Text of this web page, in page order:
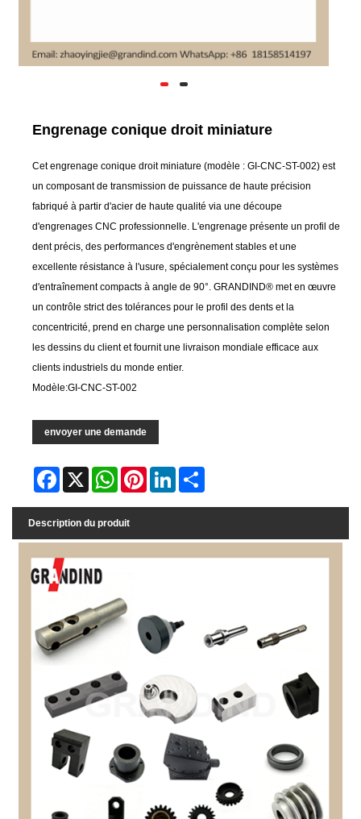
Engrenage conique droit miniature
Cet engrenage conique droit miniature (modèle : GI-CNC-ST-002) est
un composant de transmission de puissance de haute précision
fabriqué à partir d'acier de haute qualité via une découpe
d'engrenages CNC professionnelle. L'engrenage présente un profil de
dent précis, des performances d'engrènement stables et une
excellente résistance à l'usure, spécialement conçu pour les systèmes
d'entraînement compacts à angle de 90°. GRANDIND® met en œuvre
un contrôle strict des tolérances pour le profil des dents et la
concentricité, prend en charge une personnalisation complète selon
les dessins du client et fournit une livraison mondiale efficace aux
clients industriels du monde entier.
Modèle:GI-CNC-ST-002
envoyer une demande
Facebook
X WhatsAppPinterestLinkedIn
Description du produit